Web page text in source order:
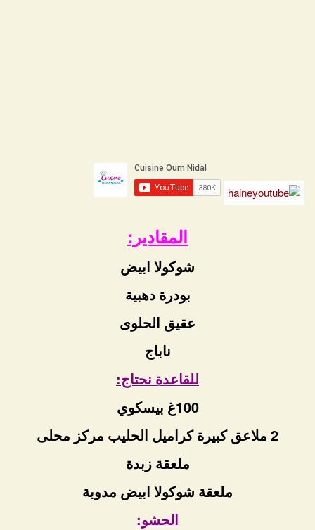
المقادير:
شوكولا ابيض
بودرة دهبية
عقيق الحلوى
ناباج
للقاعدة نحتاج:
100غ بيسكوي
2 ملاعق كبيرة كراميل الحليب مركز محلى
ملعقة زبدة
ملعقة شوكولا ابيض مدوبة
الحشو: